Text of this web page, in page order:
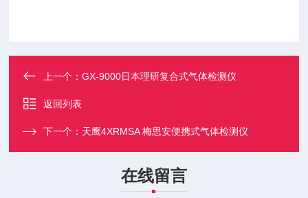
上一个：GX-9000日本理研复合式气体检测仪
返回列表
下一个： 天鹰4XRMSA 梅思安便携式气体检测仪
在线留言